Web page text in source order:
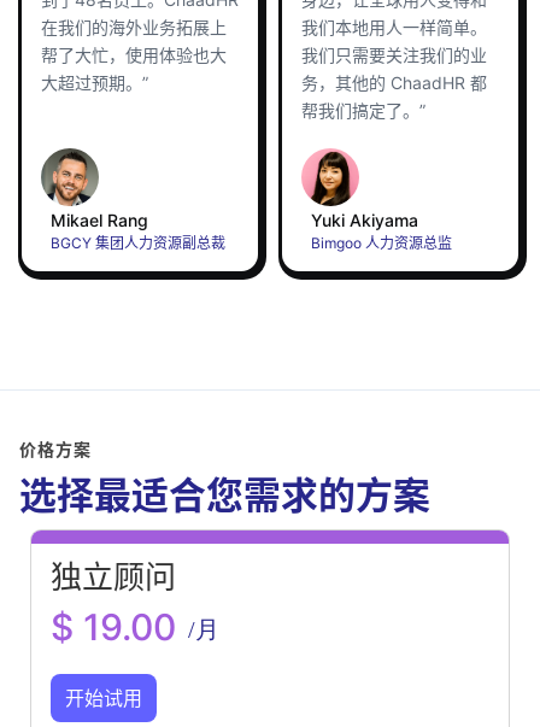
在我们的海外业务拓展上
帮了大忙，使用体验也大
大超过预期。”
Mikael Rang
BGCY 集团人力资源副总裁
我们本地用人一样简单。
我们只需要关注我们的业
务，其他的 ChaadHR 都
帮我们搞定了。”
Yuki Akiyama
Bimgoo 人力资源总监
价格方案
选择最适合您需求的方案
独立顾问
$ 19.00 /月
开始试用